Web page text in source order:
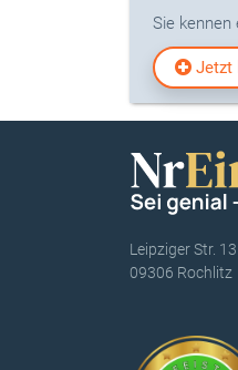
Sie
Jetzt
Leipziger Str. 13
09306 Rochlitz